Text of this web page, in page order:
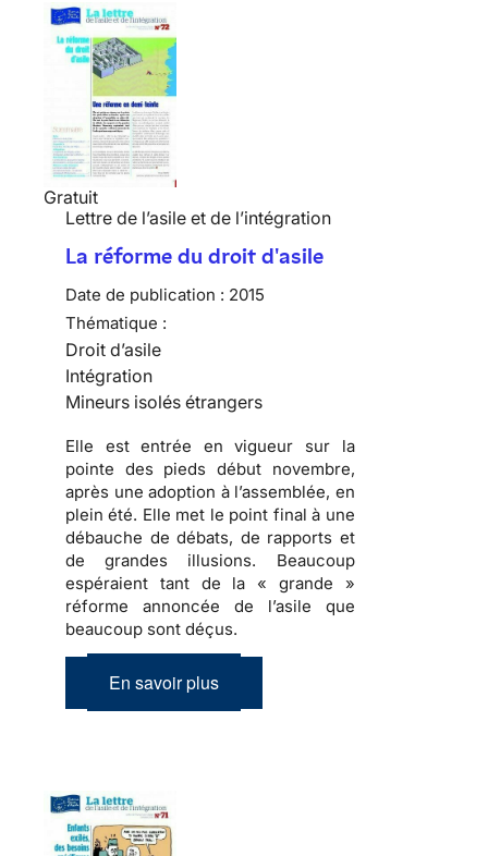
Gratuit
Lettre de l’asile et de l’intégration
La réforme du droit d'asile
Date de publication : 2015
Thématique :
Droit d’asile
Intégration
Mineurs isolés étrangers
Elle est entrée en vigueur sur la
pointe des pieds début novembre,
après une adoption à l’assemblée, en
plein été. Elle met le point final à une
débauche de débats, de rapports et
de grandes illusions. Beaucoup
espéraient tant de la « grande »
réforme annoncée de l’asile que
beaucoup sont déçus.
En savoir plus